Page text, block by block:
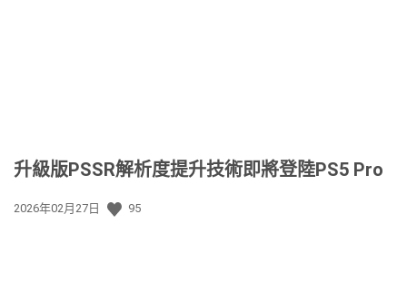
升級版PSSR解析度提升技術即將登陸PS5 Pro
發
2026年02月27日 95